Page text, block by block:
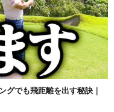
グでも飛距離を出す秘訣｜